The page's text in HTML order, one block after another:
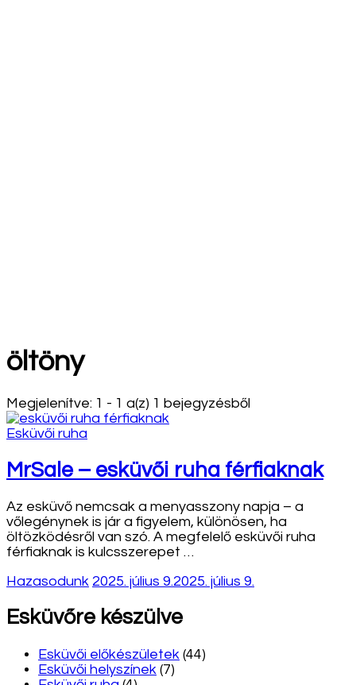
öltöny
Megjelenítve: 1 - 1 a(z) 1 bejegyzésből
Esküvői ruha
MrSale – esküvői ruha férfiaknak
Az esküvő nemcsak a menyasszony napja – a
vőlegénynek is jár a figyelem, különösen, ha
öltözködésről van szó. A megfelelő esküvői ruha
férfiaknak is kulcsszerepet …
Hazasodunk 2025. július 9.2025. július 9.
Esküvőre készülve
Esküvői előkészületek (44)
Esküvői helyszínek (7)